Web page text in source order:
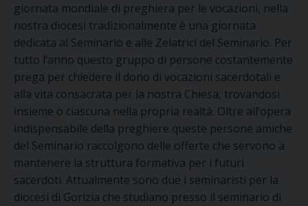
giornata mondiale di preghiera per le vocazioni, nella
nostra diocesi tradizionalmente è una giornata
dedicata al Seminario e alle Zelatrici del Seminario. Per
tutto l’anno questo gruppo di persone costantemente
prega per chiedere il dono di vocazioni sacerdotali e
alla vita consacrata per la nostra Chiesa, trovandosi
insieme o ciascuna nella propria realtà. Oltre all’opera
indispensabile della preghiere queste persone amiche
del Seminario raccolgono delle offerte che servono a
mantenere la struttura formativa per i futuri
sacerdoti. Attualmente sono due i seminaristi per la
diocesi di Gorizia che studiano presso il seminario di